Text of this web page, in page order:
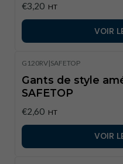
€3,20 HT
VOIR
G120RV|SAFETOP
Gants de style
SAFETOP
€2,60 HT
VOIR